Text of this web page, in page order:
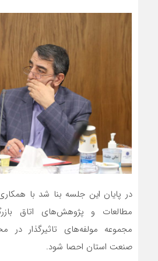
در پایان این جلسه بنا شد با
مطالعات و پژوهش‌های اتاق
مجموعه مولفه‌های تاثیرگذار
صنعت استان احصا شود.